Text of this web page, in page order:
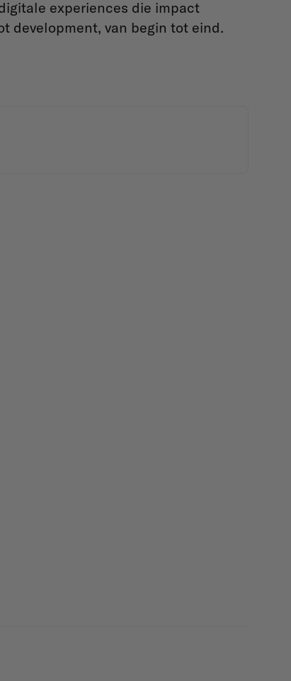
experiences die impact
development, van begin tot eind.